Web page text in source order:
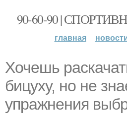
90-60-90 |
главная
Хочешь
бицуху, но не
упражнения